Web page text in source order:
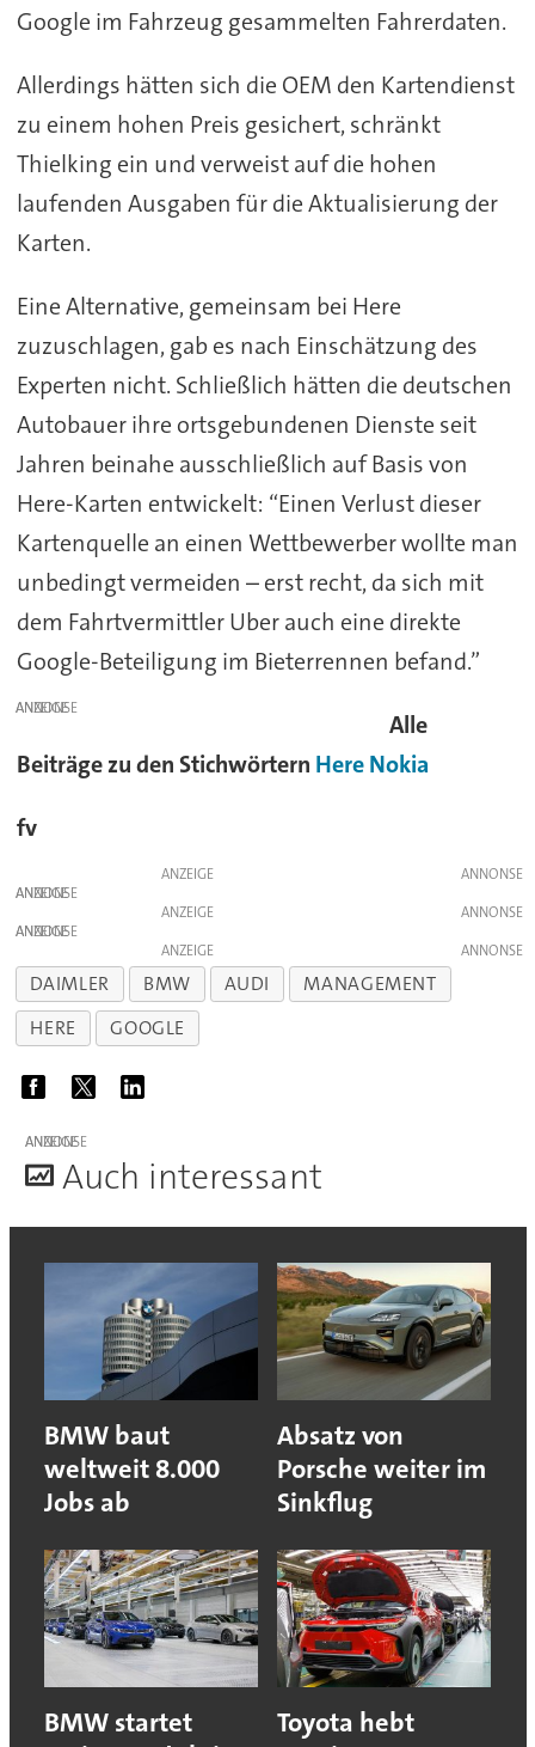
Google im Fahrzeug gesammelten Fahrerdaten.
Allerdings hätten sich die OEM den Kartendienst
zu einem hohen Preis gesichert, schränkt
Thielking ein und verweist auf die hohen
laufenden Ausgaben für die Aktualisierung der
Karten.
Eine Alternative, gemeinsam bei Here
zuzuschlagen, gab es nach Einschätzung des
Experten nicht. Schließlich hätten die deutschen
Autobauer ihre ortsgebundenen Dienste seit
Jahren beinahe ausschließlich auf Basis von
Here-Karten entwickelt: “Einen Verlust dieser
Kartenquelle an einen Wettbewerber wollte man
unbedingt vermeiden – erst recht, da sich mit
dem Fahrtvermittler Uber auch eine direkte
Google-Beteiligung im Bieterrennen befand.”
ANZEIGE
Alle
Beiträge zu den Stichwörtern HereNokia
fv
ANZEIGE
ANZEIGE
ANZEIGE
ANZEIGE
ANZEIGE
DAIMLER BMW AUDI
MANAGEMENT
HERE
GOOGLE
ANZEIGE
Auch interessant
BMW baut
weltweit 8.000
Jobs ab
Absatz von
Porsche weiter im
Sinkflug
BMW startet
Toyota hebt